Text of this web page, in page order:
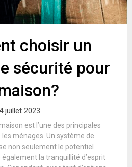
choisir un
sécurité pour
juillet 2023
est l’une des principales
ménages. Un système de
non seulement le potentiel
la tranquillité d’esprit